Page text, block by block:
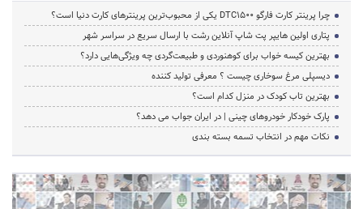
چرا پرینتر کارت فارگو DTC1500 یکی از محبوب‌ترین پرینترهای کارت دنیا است؟
پتاری اولین هایپر پت شاپ آنلاین رشت با ارسال سریع در سراسر شهر
بهترین کیسه خواب برای کوهنوردی و طبیعت‌گردی چه ویژگی‌هایی دارد؟
دیسپلی مرغ سوخاری چیست ؟ معرفی تولید کننده
بهترین تاب کودک در منزل کدام است؟
پارک خودکار خودروهای چینی | در ایران جواب می دهد؟
نکات مهم در انتخاب تسمه بسته بندی